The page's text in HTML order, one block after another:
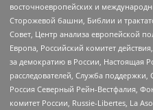
восточноевропейских и
Сторожевой башни, Библии и
Совет, Центр анализа европейской
Европа, Российский комитет
за демократию в России, Настоящая
расследователей, Служба
Россия Северный Рейн-Вестфалия,
комитет России, Russie-Libertes, La